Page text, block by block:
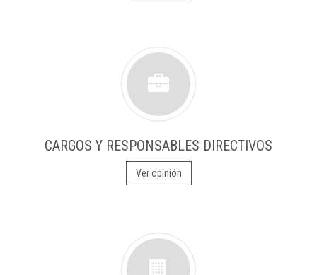
CARGOS Y RESPONSABLES DIRECTIVOS
Ver opinión